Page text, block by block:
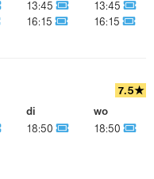
13:45
16:15
13:45
16:15
7.5★
di
18:50
wo
18:50